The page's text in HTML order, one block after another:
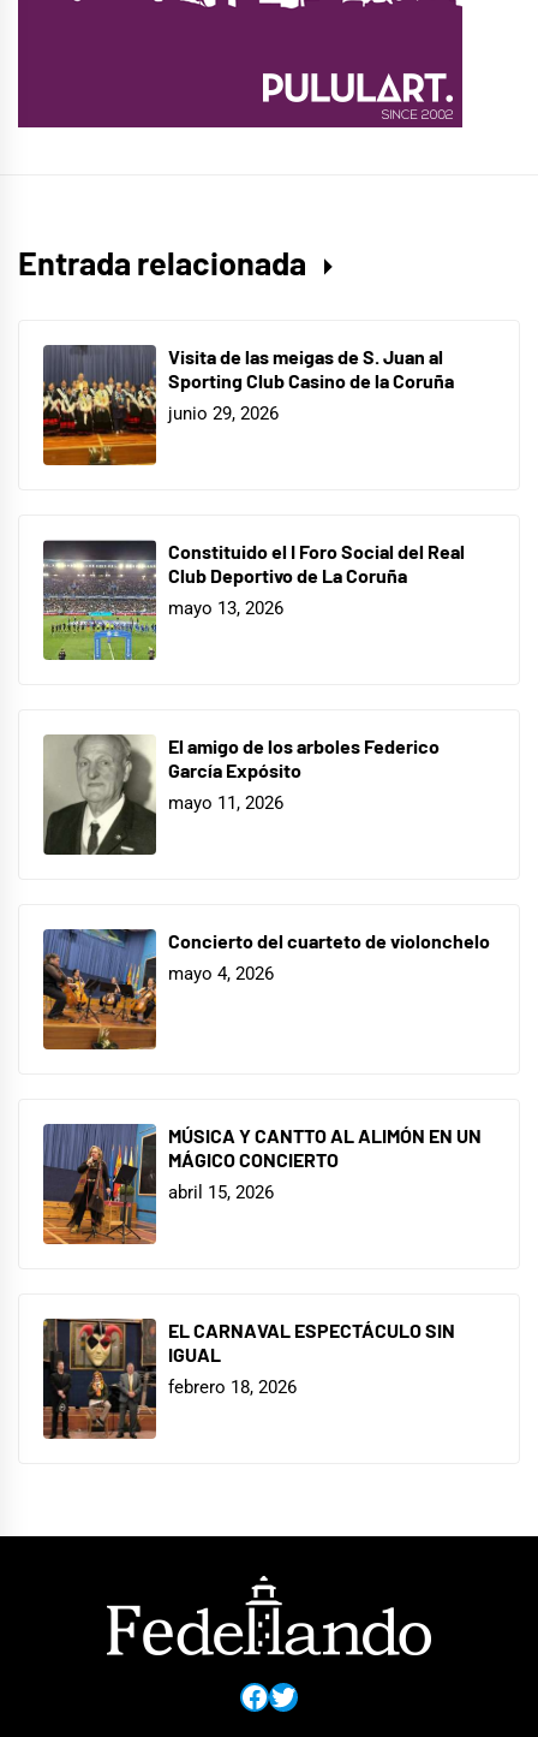
Entrada relacionada
Visita de las meigas de S. Juan al
Sporting Club Casino de la Coruña
junio 29, 2026
Constituido el I Foro Social del Real
Club Deportivo de La Coruña
mayo 13, 2026
El amigo de los arboles Federico
García Expósito
mayo 11, 2026
Concierto del cuarteto de violonchelo
mayo 4, 2026
MÚSICA Y CANTTO AL ALIMÓN EN UN
MÁGICO CONCIERTO
abril 15, 2026
EL CARNAVAL ESPECTÁCULO SIN
IGUAL
febrero 18, 2026
Facebook
Twitter